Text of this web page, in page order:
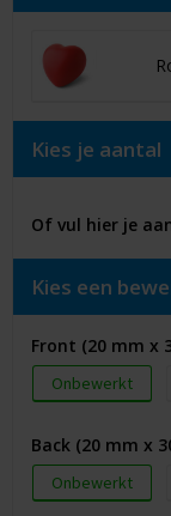
Kies je aantal
Of vul hier je
Kies een
Front (20 mm x
Onbewerkt
Back (20 mm x
Onbewerkt